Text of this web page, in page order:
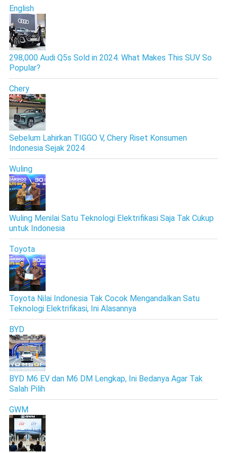
English
298,000 Audi Q5s Sold in 2024. What Makes This SUV So
Popular?
Chery
Sebelum Lahirkan TIGGO V, Chery Riset Konsumen
Indonesia Sejak 2024
Wuling
Wuling Menilai Satu Teknologi Elektrifikasi Saja Tak Cukup
untuk Indonesia
Toyota
Toyota Nilai Indonesia Tak Cocok Mengandalkan Satu
Teknologi Elektrifikasi, Ini Alasannya
BYD
BYD M6 EV dan M6 DM Lengkap, Ini Bedanya Agar Tak
Salah Pilih
GWM